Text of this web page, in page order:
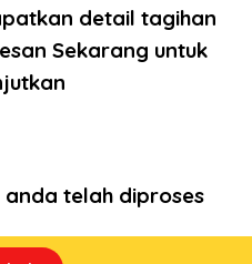
detail tagihan
Sekarang untuk
anda telah diproses